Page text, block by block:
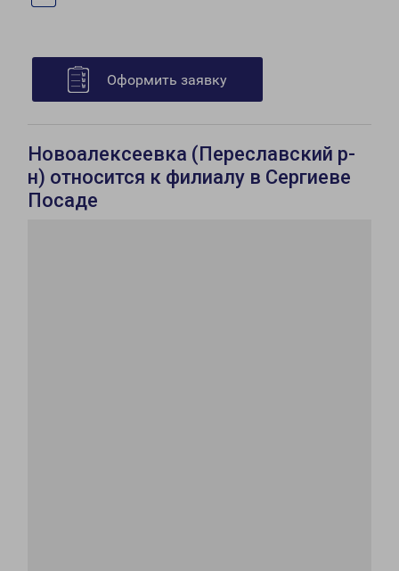
Оформить заявку
Новоалексеевка (Переславский р-
н) относится к филиалу в Сергиеве
Посаде